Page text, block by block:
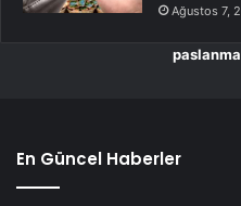
Ağustos 7,
En Güncel Haberler